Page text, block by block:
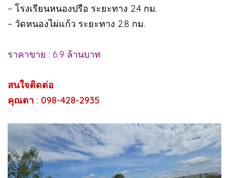
– โรงเรียนหนองปรือ ระยะทาง 2.4 กม.
– วัดหนองไผ่แก้ว ระยะทาง 2.8 กม.
ราคาขาย : 6.9 ล้านบาท
สนใจติดต่อ
คุณตา : 098-428-2935